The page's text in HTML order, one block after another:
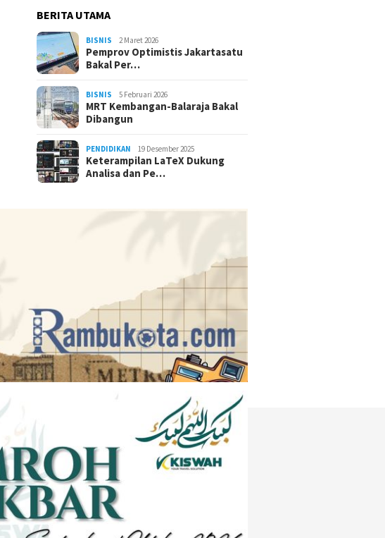
BERITA UTAMA
BISNIS 2 Maret 2026
Pemprov Optimistis Jakartasatu
Bakal Per…
BISNIS 5 Februari 2026
MRT Kembangan-Balaraja Bakal
Dibangun
PENDIDIKAN 19 Desember 2025
Keterampilan LaTeX Dukung
Analisa dan Pe…
Twitter
Instagram
Youtube